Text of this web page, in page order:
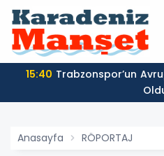
15:40
Anasayfa RÖPORTAJ